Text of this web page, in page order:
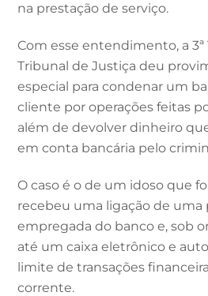
na prestação de serviço.
Com esse entendimento, a
Tribunal de Justiça deu
especial para condenar um
cliente por operações feitas
além de devolver dinheiro
em conta bancária pelo
O caso é o de um idoso que
recebeu uma ligação de uma
empregada do banco e, sob
até um caixa eletrônico e
limite de transações
corrente.